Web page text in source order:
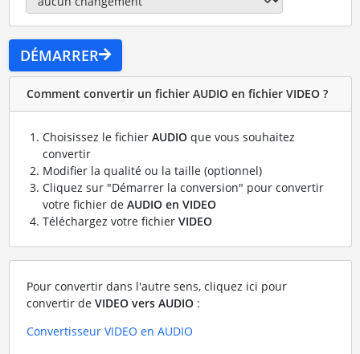
DÉMARRER
Comment convertir un fichier AUDIO en fichier VIDEO ?
Choisissez le fichier AUDIOque vous souhaitez
convertir
Modifier la qualité ou la taille (optionnel)
Cliquez sur "Démarrer la conversion" pour convertir
votre fichier de AUDIO en VIDEO
Téléchargez votre fichier VIDEO
Pour convertir dans l'autre sens, cliquez ici pour
convertir de VIDEO vers AUDIO:
Convertisseur VIDEO en AUDIO